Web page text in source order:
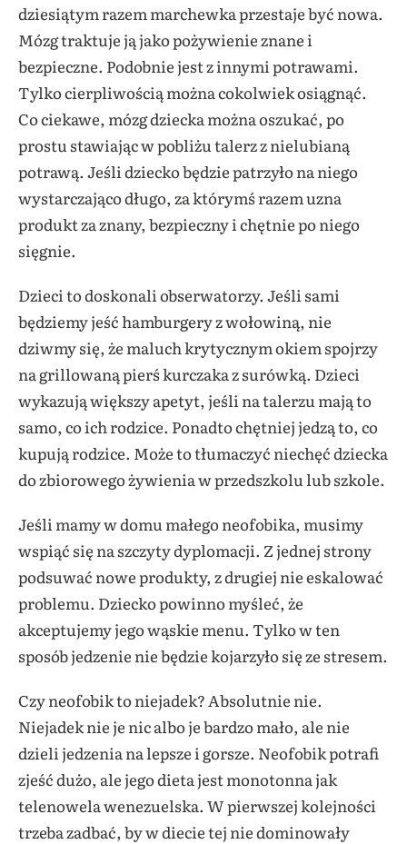
dziesiątym razem marchewka przestaje być nowa.
Mózg traktuje ją jako pożywienie znane i
bezpieczne. Podobnie jest z innymi potrawami.
Tylko cierpliwością można cokolwiek osiągnąć.
Co ciekawe, mózg dziecka można oszukać, po
prostu stawiając w pobliżu talerz z nielubianą
potrawą. Jeśli dziecko będzie patrzyło na niego
wystarczająco długo, za którymś razem uzna
produkt za znany, bezpieczny i chętnie po niego
sięgnie.
Dzieci to doskonali obserwatorzy. Jeśli sami
będziemy jeść hamburgery z wołowiną, nie
dziwmy się, że maluch krytycznym okiem spojrzy
na grillowaną pierś kurczaka z surówką. Dzieci
wykazują większy apetyt, jeśli na talerzu mają to
samo, co ich rodzice. Ponadto chętniej jedzą to, co
kupują rodzice. Może to tłumaczyć niechęć dziecka
do zbiorowego żywienia w przedszkolu lub szkole.
Jeśli mamy w domu małego neofobika, musimy
wspiąć się na szczyty dyplomacji. Z jednej strony
podsuwać nowe produkty, z drugiej nie eskalować
problemu. Dziecko powinno myśleć, że
akceptujemy jego wąskie menu. Tylko w ten
sposób jedzenie nie będzie kojarzyło się ze stresem.
Czy neofobik to niejadek? Absolutnie nie.
Niejadek nie je nic albo je bardzo mało, ale nie
dzieli jedzenia na lepsze i gorsze. Neofobik potrafi
zjeść dużo, ale jego dieta jest monotonna jak
telenowela wenezuelska. W pierwszej kolejności
trzeba zadbać, by w diecie tej nie dominowały